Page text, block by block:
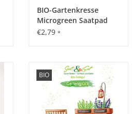
BIO-Gartenkresse
Microgreen Saatpad
€2,79 *
BIO